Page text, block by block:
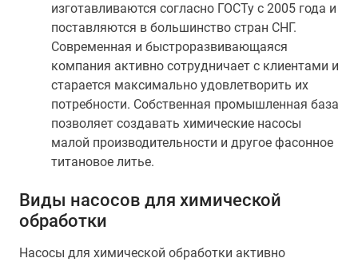
изготавливаются согласно ГОСТу с 2005 года и
поставляются в большинство стран СНГ.
Современная и быстроразвивающаяся
компания активно сотрудничает с клиентами и
старается максимально удовлетворить их
потребности. Собственная промышленная база
позволяет создавать химические насосы
малой производительности и другое фасонное
титановое литье.
Виды насосов для химической
обработки
Насосы для химической обработки активно